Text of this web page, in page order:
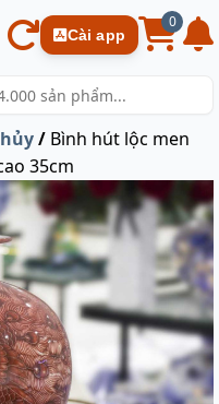
Cài app
0
/ Bình hút lộc men
35cm